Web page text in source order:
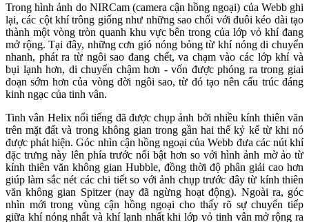
Trong hình ảnh do NIRCam (camera cận hồng ngoại) của Webb ghi
lại, các cột khí trông giống như những sao chổi với đuôi kéo dài tạo
thành một vòng tròn quanh khu vực bên trong của lớp vỏ khí đang
mở rộng. Tại đây, những cơn gió nóng bỏng từ khí nóng di chuyển
nhanh, phát ra từ ngôi sao đang chết, va chạm vào các lớp khí và
bụi lạnh hơn, di chuyển chậm hơn - vốn được phóng ra trong giai
đoạn sớm hơn của vòng đời ngôi sao, từ đó tạo nên cấu trúc đáng
kinh ngạc của tinh vân.
Tinh vân Helix nổi tiếng đã được chụp ảnh bởi nhiều kính thiên văn
trên mặt đất và trong không gian trong gần hai thế kỷ kể từ khi nó
được phát hiện. Góc nhìn cận hồng ngoại của Webb đưa các nút khí
đặc trưng này lên phía trước nổi bật hơn so với hình ảnh mờ ảo từ
kính thiên văn không gian Hubble, đồng thời độ phân giải cao hơn
giúp làm sắc nét các chi tiết so với ảnh chụp trước đây từ kính thiên
văn không gian Spitzer (nay đã ngừng hoạt động). Ngoài ra, góc
nhìn mới trong vùng cận hồng ngoại cho thấy rõ sự chuyển tiếp
giữa khí nóng nhất và khí lạnh nhất khi lớp vỏ tinh vân mở rộng ra